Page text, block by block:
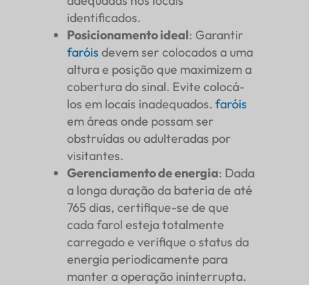
identificados.
Posicionamento ideal: Garantir
faróis devem ser colocados a uma
altura e posição que maximizem a
cobertura do sinal. Evite colocá-
los em locais inadequados. faróis
em áreas onde possam ser
obstruídas ou adulteradas por
visitantes.
Gerenciamento de energia: Dada
a longa duração da bateria de até
765 dias, certifique-se de que
cada farol esteja totalmente
carregado e verifique o status da
energia periodicamente para
manter a operação ininterrupta.